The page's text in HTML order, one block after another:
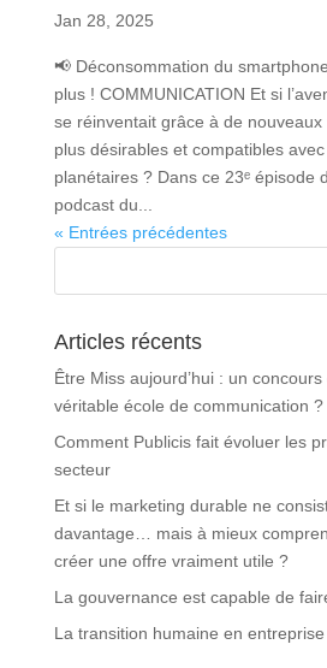
Jan 28, 2025
📢 Déconsommation du
plus ! COMMUNICATION Et si
se réinventait grâce à de
plus désirables et compatibles
planétaires ? Dans ce 23ᵉ épisode
podcast du...
« Entrées précédentes
Articles récents
Être Miss aujourd’hui : un
véritable école de communication ?
Comment Publicis fait évoluer les
secteur
Et si le marketing durable ne
davantage… mais à mieux
créer une offre vraiment utile ?
La gouvernance est capable de
La transition humaine en entreprise